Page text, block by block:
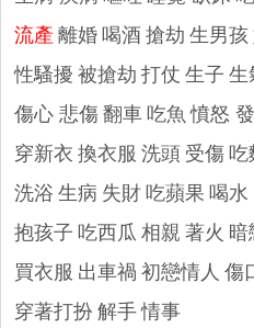
流產 離婚 喝酒 搶劫 生男孩
性騷擾 被搶劫 打仗 生子 生
傷心 悲傷 翻車 吃魚 憤怒
穿新衣 換衣服 洗頭 受傷 吃
洗浴 生病 失財 吃蘋果 喝水
抱孩子 吃西瓜 相親 著火 暗
買衣服 出車禍 初戀情人 傷
穿著打扮 解手 情事